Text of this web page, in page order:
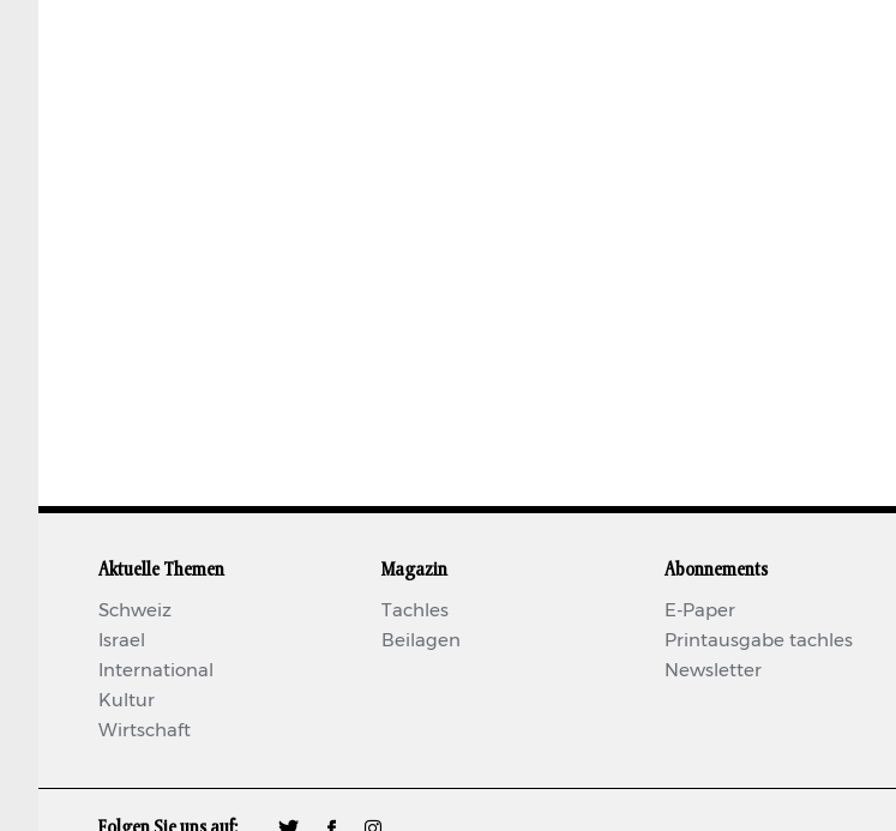
Aktuelle Themen
Schweiz
Israel
International
Kultur
Wirtschaft
Magazin
Tachles
Beilagen
Abonnements
E-Paper
Printausgabe tachles
Newsletter